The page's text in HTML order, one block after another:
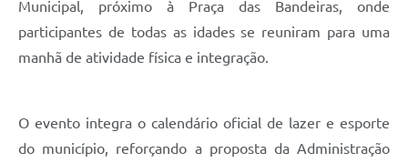
Municipal, próximo à Praça das Bandeiras, onde
participantes de todas as idades se reuniram para uma
manhã de atividade física e integração.
O evento integra o calendário oficial de lazer e esporte
do município, reforçando a proposta da Administração